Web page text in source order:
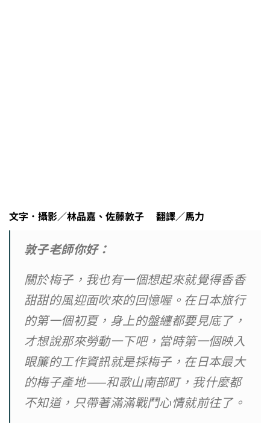
文字．攝影／林品嘉、佐藤敦子 翻譯／馬力
敦子老師你好：
關於梅子，我也有一個想起來就覺得香香
甜甜的風迎面吹來的回憶喔。在日本旅行
的第一個初夏，身上的盤纏都要見底了，
才想說那來勞動一下吧，當時第一個映入
眼簾的工作資訊就是採梅子，在日本最大
的梅子產地——和歌山南部町，我什麼都
不知道，只帶著滿滿戰鬥心情就前往了。